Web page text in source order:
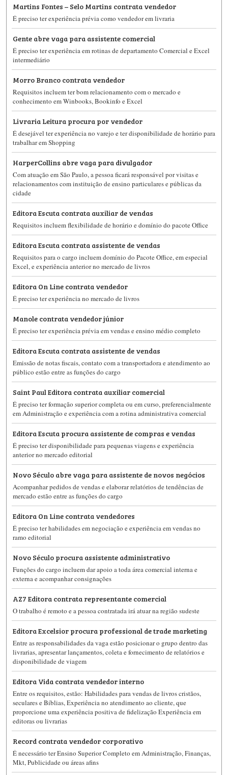
Martins Fontes – Selo Martins contrata vendedor
É preciso ter experiência prévia como vendedor em livraria
Gente abre vaga para assistente comercial
É preciso ter experiência em rotinas de departamento Comercial e Excel
intermediário
Morro Branco contrata vendedor
Requisitos incluem ter bom relacionamento com o mercado e
conhecimento em Winbooks, Bookinfo e Excel
Livraria Leitura procura por vendedor
É desejável ter experiência no varejo e ter disponibilidade de horário para
trabalhar em Shopping
HarperCollins abre vaga para divulgador
Com atuação em São Paulo, a pessoa ficará responsável por visitas e
relacionamentos com instituição de ensino particulares e públicas da
cidade
Editora Escuta contrata auxiliar de vendas
Requisitos incluem flexibilidade de horário e domínio do pacote Office
Editora Escuta contrata assistente de vendas
Requisitos para o cargo incluem domínio do Pacote Office, em especial
Excel, e experiência anterior no mercado de livros
Editora On Line contrata vendedor
É preciso ter experiência no mercado de livros
Manole contrata vendedor júnior
É preciso ter experiência prévia em vendas e ensino médio completo
Editora Escuta contrata assistente de vendas
Emissão de notas fiscais, contato com a transportadora e atendimento ao
público estão entre as funções do cargo
Saint Paul Editora contrata auxiliar comercial
É preciso ter formação superior completa ou em curso, preferencialmente
em Administração e experiência com a rotina administrativa comercial
Editora Escuta procura assistente de compras e vendas
É preciso ter disponibilidade para pequenas viagens e experiência
anterior no mercado editorial
Novo Século abre vaga para assistente de novos negócios
Acompanhar pedidos de vendas e elaborar relatórios de tendências de
mercado estão entre as funções do cargo
Editora On Line contrata vendedores
É preciso ter habilidades em negociação e experiência em vendas no
ramo editorial
Novo Século procura assistente administrativo
Funções do cargo incluem dar apoio a toda área comercial interna e
externa e acompanhar consignações
AZ7 Editora contrata representante comercial
O trabalho é remoto e a pessoa contratada irá atuar na região sudeste
Editora Excelsior procura professional de trade marketing
Entre as responsabilidades da vaga estão posicionar o grupo dentro das
livrarias, apresentar lançamentos, coleta e fornecimento de relatórios e
disponibilidade de viagem
Editora Vida contrata vendedor interno
Entre os requisitos, estão: Habilidades para vendas de livros cristãos,
seculares e Bíblias, Experiência no atendimento ao cliente, que
proporcione uma experiência positiva de fidelização Experiência em
editoras ou livrarias
Record contrata vendedor corporativo
É necessário ter Ensino Superior Completo em Administração, Finanças,
Mkt, Publicidade ou áreas afins